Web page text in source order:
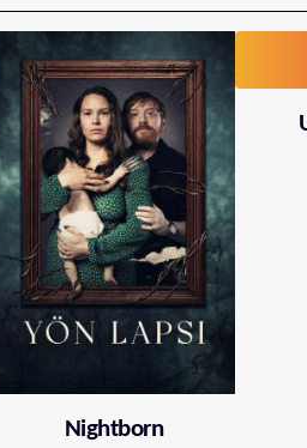
Nightborn